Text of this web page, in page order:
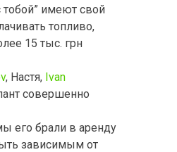
имеют свой
топливо,
15 тыс. грн
, Настя, Ivan
совершенно
его брали в аренду
зависимым от